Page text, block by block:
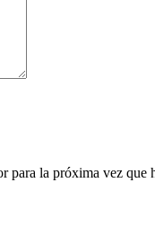
para la próxima vez que